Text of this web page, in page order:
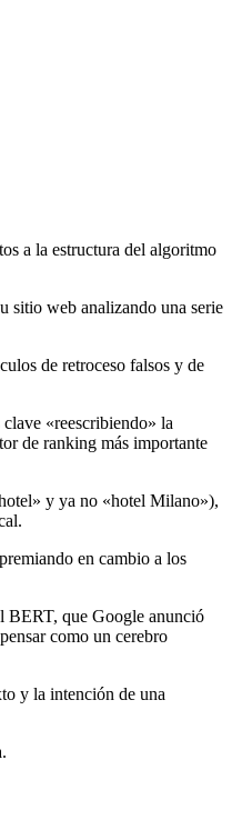
a la estructura del algoritmo
sitio web analizando una serie
de retroceso falsos y de
«reescribiendo» la
de ranking más importante
y ya no «hotel Milano»),
en cambio a los
BERT, que Google anunció
como un cerebro
y la intención de una